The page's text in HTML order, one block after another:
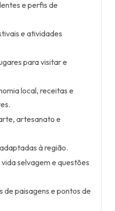
e perfis de
e atividades
para visitar e
local, receitas e
artesanato e
à região.
selvagem e questões
de paisagens e pontos de